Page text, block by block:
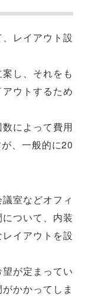
レイアウト設
し、それをも
ウトするため
によって費用
、一般的に20
室などオフィ
ついて、内装
イアウトを設
が定まってい
かかってしま